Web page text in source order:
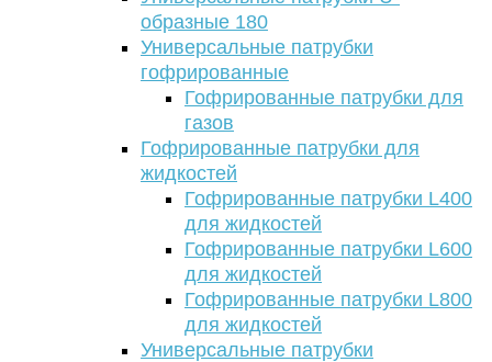
образные 180
Универсальные патрубки
гофрированные
Гофрированные патрубки для
газов
Гофрированные патрубки для
жидкостей
Гофрированные патрубки L400
для жидкостей
Гофрированные патрубки L600
для жидкостей
Гофрированные патрубки L800
для жидкостей
Универсальные патрубки